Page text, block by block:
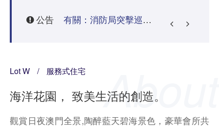
公告芙蓉苑火警事件通告(特別通知) 有關：消防局突擊巡查、要求清理公共區域雜物及罰款之通知 有關：居家防
Lot W / 服務式住宅
海洋花園， 致美生活的創造。
觀賞日夜澳門全景,陶醉藍天碧海景色，豪華會所共